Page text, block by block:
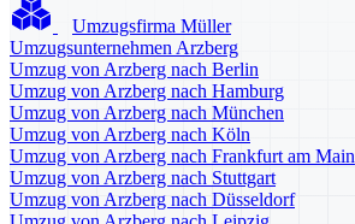
Umzugsfirma Müller
Umzugsunternehmen Arzberg
Umzug von Arzberg nach Berlin
Umzug von Arzberg nach Hamburg
Umzug von Arzberg nach München
Umzug von Arzberg nach Köln
Umzug von Arzberg nach Frankfurt am Main
Umzug von Arzberg nach Stuttgart
Umzug von Arzberg nach Düsseldorf